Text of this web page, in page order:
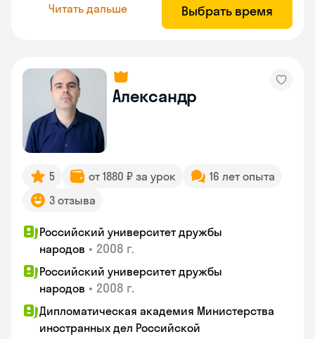
Читать дальше Выбрать время
Александр
5 от 1880 ₽ за урок
16 лет опыта
3 отзыва
Российский университет дружбы
народов • 2008 г.
Российский университет дружбы
народов • 2008 г.
Дипломатическая академия Министерства
иностранных дел Российской